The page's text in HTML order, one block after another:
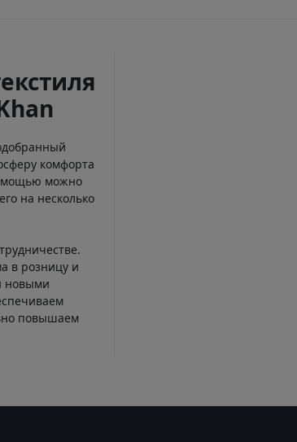
комфорта
можно
на несколько
в розницу и
новыми
повышаем